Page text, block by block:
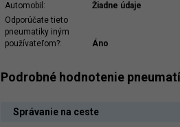
Automobil:
Žiadne údaje
Odporúčate tieto
pneumatiky iným
používateľom?:
Áno
Podrobné hodnotenie
Správanie na ceste